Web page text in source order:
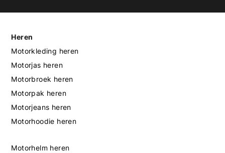
Heren
Motorkleding heren
Motorjas heren
Motorbroek heren
Motorpak heren
Motorjeans heren
Motorhoodie heren
Motorhelm heren